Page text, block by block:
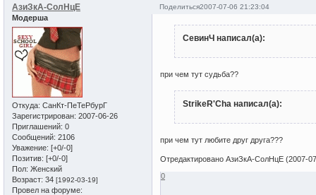
Поделиться2007-07-06 21:23:04
АзиЗкА-СолНцЕ
Модерша
Откуда: СанКт-ПеТеРбурГ
Зарегистрирован: 2007-06-26
Приглашений: 0
Сообщений: 2106
Уважение: [+0/-0]
Позитив: [+0/-0]
Пол: Женский
Возраст: 34 [1992-03-19]
Провел на форуме:
СевинЧ написал(а):
при чем тут судьба??
StrikeR'Cha написал(а):
при чем тут любите друг друга???
Отредактировано АзиЗкА-СолНцЕ (2007-
0